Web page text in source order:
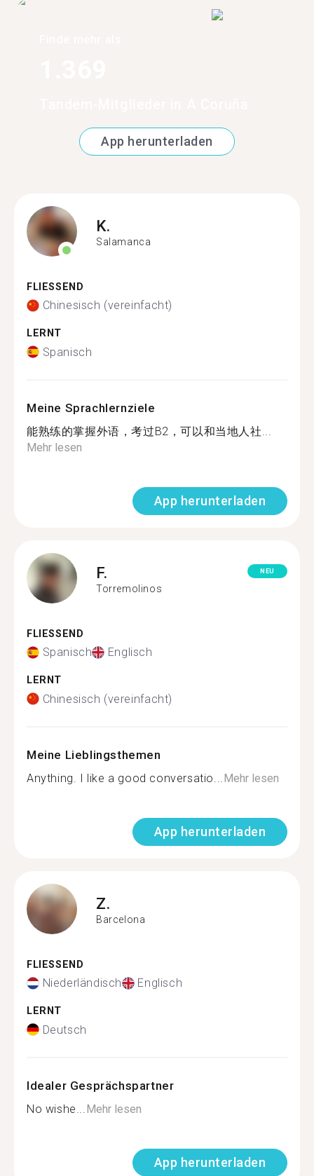
App herunterladen
K.
Salamanca
FLIESSEND
Chinesisch (vereinfacht)
LERNT
Spanisch
Meine Sprachlernziele
能熟练的掌握外语，考过B2，可以和当地人社...
Mehr lesen
App herunterladen
F.
Torremolinos
NEU
FLIESSEND
Spanisch Englisch
LERNT
Chinesisch (vereinfacht)
Meine Lieblingsthemen
Anything. I like a good conversatio... Mehr lesen
App herunterladen
Z.
Barcelona
FLIESSEND
Niederländisch Englisch
LERNT
Deutsch
Idealer Gesprächspartner
No wishe... Mehr lesen
App herunterladen